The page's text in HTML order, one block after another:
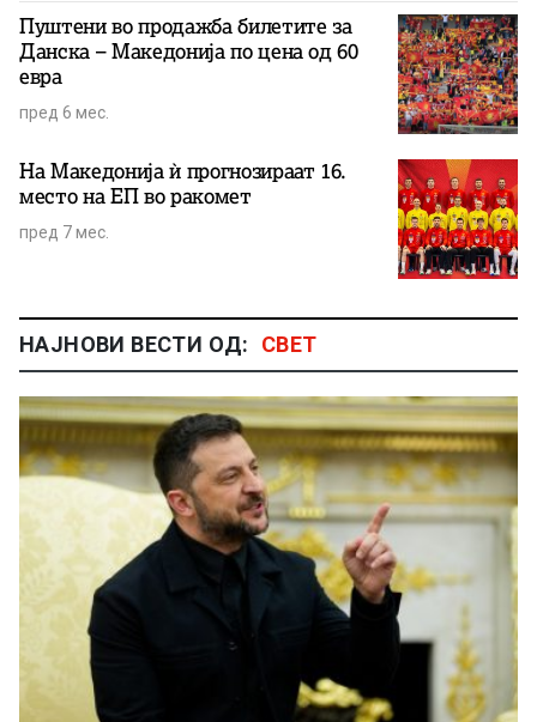
Пуштени во продажба билетите за
Данска – Македонија по цена од 60
евра
пред 6 мес.
На Македонија ѝ прогнозираат 16.
место на ЕП во ракомет
пред 7 мес.
НАЈНОВИ ВЕСТИ ОД: СВЕТ